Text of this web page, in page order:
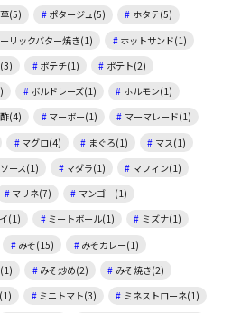
(5) ポタージュ(5)
ホタテ(5)
リックバター焼き(1)
ホットサンド(1)
ポテチ(1)
ポテト(2)
ボルドレーズ(1)
ホルモン(1)
(4) マーボー(1)
マーマレード(1)
マグロ(4) まぐろ(1)
マス(1)
ース(1) マダラ(1)
マフィン(1)
マリネ(7)
マンゴー(1)
(1) ミートボール(1)
ミズナ(1)
みそ(15)
みそカレー(1)
みそ炒め(2)
みそ焼き(2)
ミニトマト(3)
ミネストローネ(1)